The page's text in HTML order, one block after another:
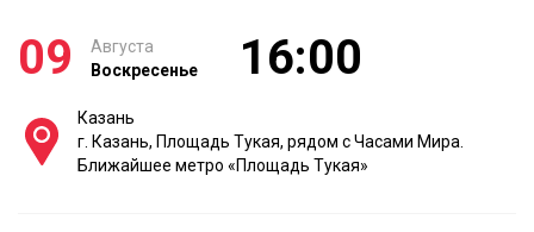
09
Августа
Воскресенье
16:00
Казань
г. Казань, Площадь Тукая, рядом с Часами Мира.
Ближайшее метро «Площадь Тукая»